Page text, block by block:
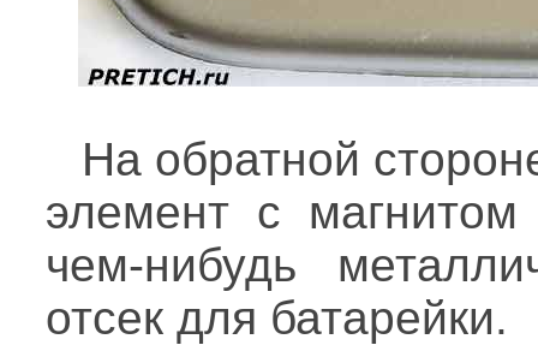
На обратной
элемент с
чем-нибудь
отсек для батарейки.